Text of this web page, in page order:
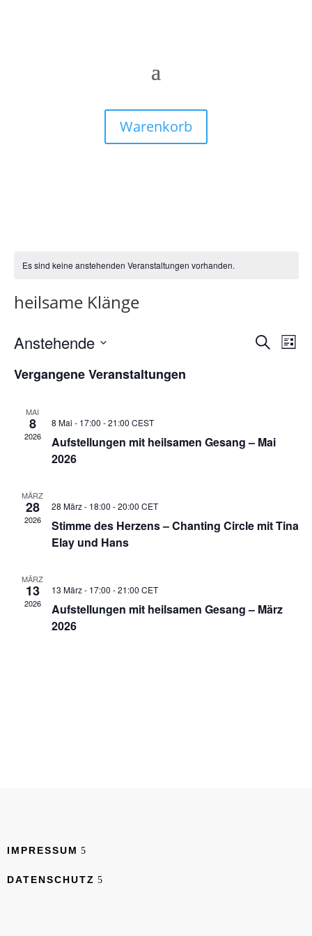
Warenkorb
Es sind keine anstehenden Veranstaltungen vorhanden.
heilsame Klänge
SucheListe
Anstehende
wählen.
Vergangene Veranstaltungen
MAI
8
2026
8 Mai - 17:00 -21:00 CEST
Aufstellungen mit heilsamen Gesang – Mai
2026
MÄRZ
28
2026
28 März - 18:00 -20:00 CET
Stimme des Herzens – Chanting Circle mit Tina
Elay und Hans
MÄRZ
13
2026
13 März - 17:00 -21:00 CET
Aufstellungen mit heilsamen Gesang – März
2026
IMPRESSUM
DATENSCHUTZ